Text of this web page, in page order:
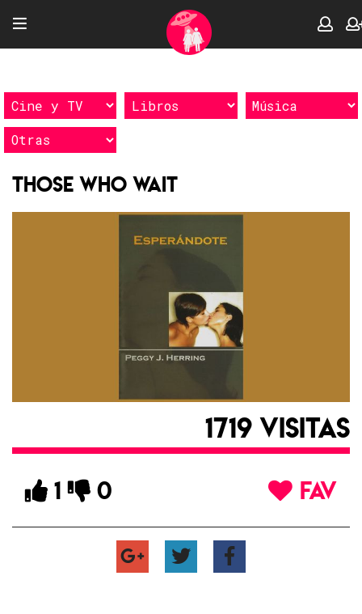
Those who wait
1719 VISITAS
1 0 FAV